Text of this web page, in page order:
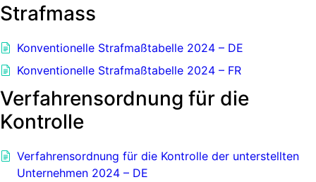
Strafmass
Konventionelle Strafmaßtabelle 2024 – DE
Konventionelle Strafmaßtabelle 2024 – FR
Verfahrensordnung für die
Kontrolle
Verfahrensordnung für die Kontrolle der unterstellten
Unternehmen 2024 – DE